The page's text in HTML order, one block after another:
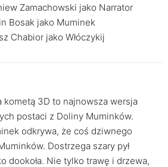
Zamachowski jako Narrator
Bosak jako Muminek
Chabior jako Włóczykij
kometą 3D to najnowsza wersja
postaci z Doliny Muminków.
odkrywa, że coś dziwnego
Dostrzega szary pył
dookoła. Nie tylko trawę i drzewa,